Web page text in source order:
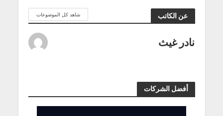
عن الكاتب شاهد كل الموضوعات
نادر غيث
أفضل الشركات